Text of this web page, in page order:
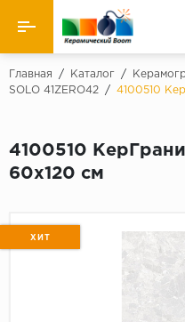
Назад
Керамическая плитка
Искусственный камень
Главная / Каталог /
SOLO 41ZERO42
/ 4100510
4100510
60x120 см
ХИТ